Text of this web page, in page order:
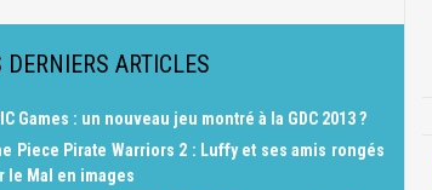
DERNIERS ARTICLES
Games : un nouveau jeu montré à la GDC 2013 ?
Piece Pirate Warriors 2 : Luffy et ses amis rongés
le Mal en images